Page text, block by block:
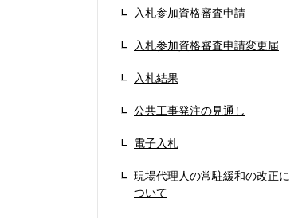
入札参加資格審査申請
入札参加資格審査申請変更届
入札結果
公共工事発注の見通し
電子入札
現場代理人の常駐緩和の改正に
ついて